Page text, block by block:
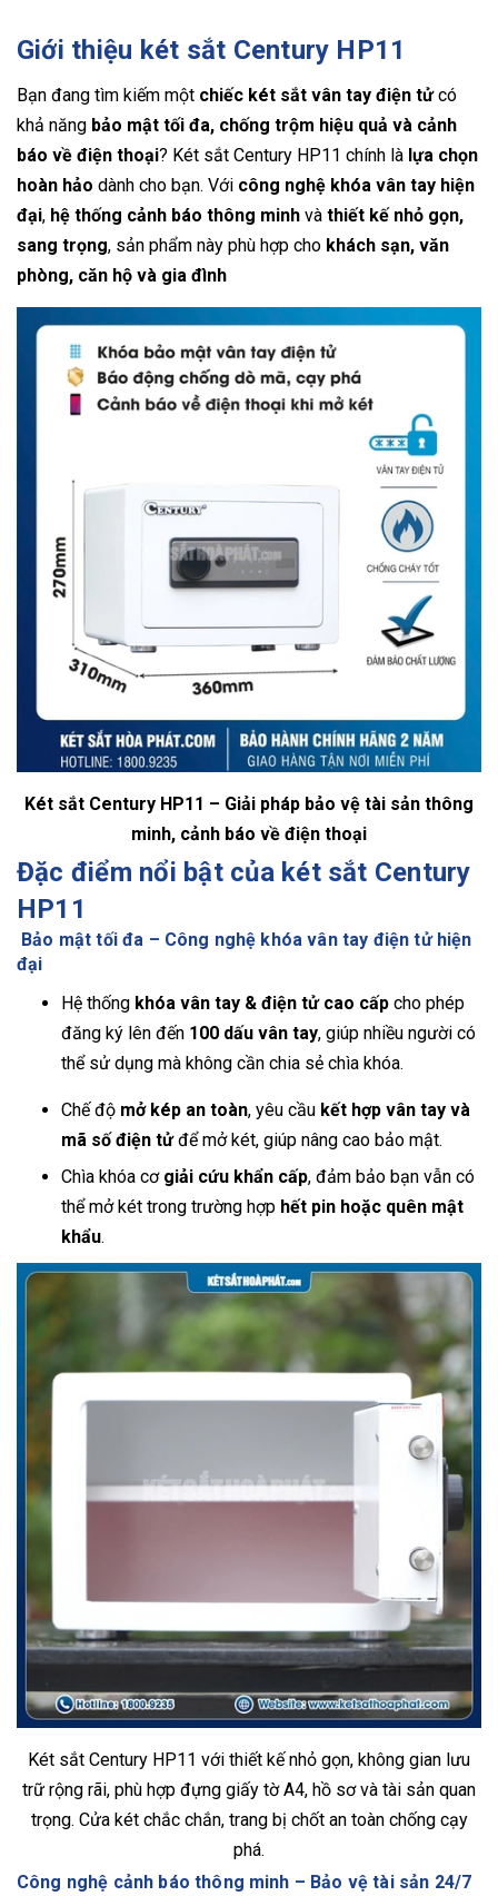
Giới thiệu két sắt Century HP11
Bạn đang tìm kiếm một chiếc két sắt vân tay điện tửcó
khả năng bảo mật tối đa, chống trộm hiệu quả và cảnh
báo về điện thoại? Két sắt Century HP11 chính là lựa chọn
hoàn hảo dành cho bạn. Với công nghệ khóa vân tay hiện
đại, hệ thống cảnh báo thông minh và thiết kế nhỏ gọn,
sang trọng, sản phẩm này phù hợp cho khách sạn, văn
phòng, căn hộ và gia đình
Két sắt Century HP11 – Giải pháp bảo vệ tài sản thông
minh, cảnh báo về điện thoại
Đặc điểm nổi bật của két sắt Century
HP11
Bảo mật tối đa – Công nghệ khóa vân tay điện tử hiện
đại
Hệ thống khóa vân tay & điện tử cao cấp cho phép
đăng ký lên đến 100 dấu vân tay, giúp nhiều người có
thể sử dụng mà không cần chia sẻ chìa khóa.
Chế độ mở kép an toàn, yêu cầu kết hợp vân tay và
mã số điện tửđể mở két, giúp nâng cao bảo mật.
Chìa khóa cơ giải cứu khẩn cấp, đảm bảo bạn vẫn có
thể mở két trong trường hợp hết pin hoặc quên mật
khẩu.
Két sắt Century HP11 với thiết kế nhỏ gọn, không gian lưu
trữ rộng rãi, phù hợp đựng giấy tờ A4, hồ sơ và tài sản quan
trọng. Cửa két chắc chắn, trang bị chốt an toàn chống cạy
phá.
Công nghệ cảnh báo thông minh – Bảo vệ tài sản 24/7